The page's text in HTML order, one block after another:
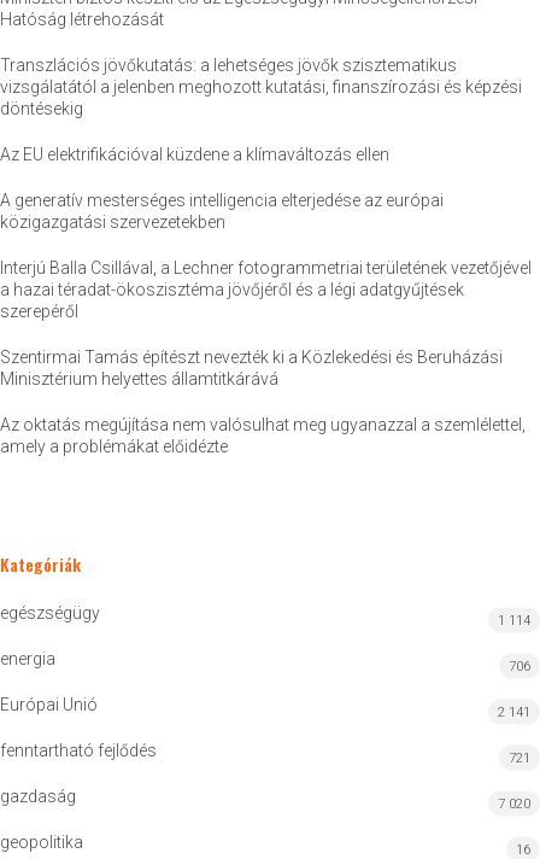
Hatóság létrehozását
Transzlációs jövőkutatás: a lehetséges jövők szisztematikus
vizsgálatától a jelenben meghozott kutatási, finanszírozási és képzési
döntésekig
Az EU elektrifikációval küzdene a klímaváltozás ellen
A generatív mesterséges intelligencia elterjedése az európai
közigazgatási szervezetekben
Interjú Balla Csillával, a Lechner fotogrammetriai területének vezetőjével
a hazai téradat-ökoszisztéma jövőjéről és a légi adatgyűjtések
szerepéről
Szentirmai Tamás építészt nevezték ki a Közlekedési és Beruházási
Minisztérium helyettes államtitkárává
Az oktatás megújítása nem valósulhat meg ugyanazzal a szemlélettel,
amely a problémákat előidézte
Kategóriák
egészségügy 1 114
energia 706
Európai Unió 2 141
fenntartható fejlődés 721
gazdaság 7 020
geopolitika 16